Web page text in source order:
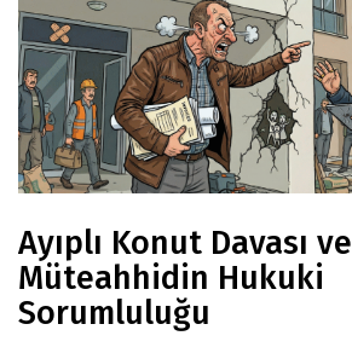
Ayıplı Konut Davası ve
Müteahhidin Hukuki
Sorumluluğu